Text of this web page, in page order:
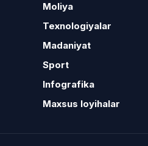
Moliya
Texnologiyalar
Madaniyat
Sport
Infografika
Maxsus loyihalar